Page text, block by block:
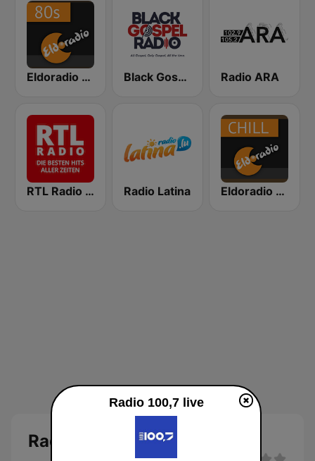
Eldoradio - 80's Channel Black Gospel Radio Radio ARA
RTL Radio Die besten Hits aller Zeiten Radio Latina Eldoradio - Chill
Radio 100,7
Radio 100,7 live